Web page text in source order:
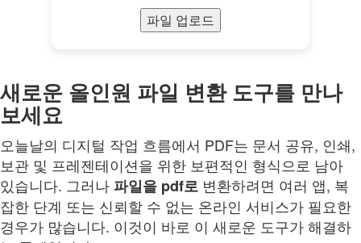
파일 업로드
새로운 올인원 파일 변환 도구를 만나
보세요
오늘날의 디지털 작업 흐름에서 PDF는 문서 공유, 인쇄,
보관 및 프레젠테이션을 위한 보편적인 형식으로 남아
있습니다. 그러나 파일을 pdf로 변환하려면 여러 앱, 복
잡한 단계 또는 신뢰할 수 없는 온라인 서비스가 필요한
경우가 많습니다. 이것이 바로 이 새로운 도구가 해결하